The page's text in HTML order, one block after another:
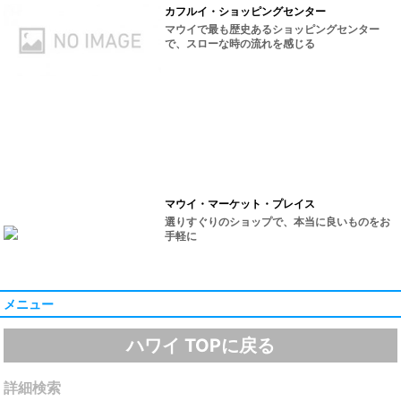
カフルイ・ショッピングセンター
マウイで最も歴史あるショッピングセンター
で、スローな時の流れを感じる
マウイ・マーケット・プレイス
選りすぐりのショップで、本当に良いものをお
手軽に
メニュー
ハワイ TOPに戻る
詳細検索